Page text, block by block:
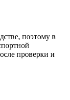
поэтому в
проверки и